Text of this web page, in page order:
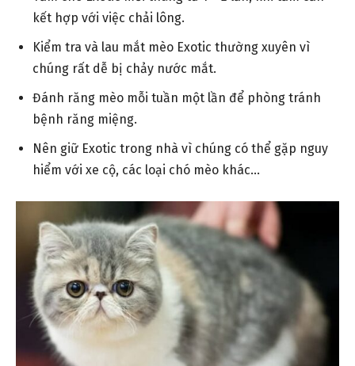
kết hợp với việc chải lông.
Kiểm tra và lau mắt mèo Exotic thường xuyên vì
chúng rất dễ bị chảy nước mắt.
Đánh răng mèo mỗi tuần một lần để phòng tránh
bệnh răng miệng.
Nên giữ Exotic trong nhà vì chúng có thể gặp nguy
hiểm với xe cộ, các loại chó mèo khác…